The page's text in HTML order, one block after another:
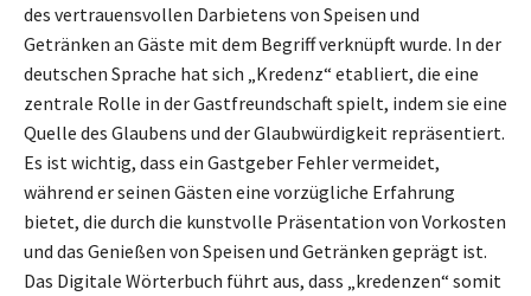
des vertrauensvollen Darbietens von Speisen und
Getränken an Gäste mit dem Begriff verknüpft wurde. In der
deutschen Sprache hat sich „Kredenz“ etabliert, die eine
zentrale Rolle in der Gastfreundschaft spielt, indem sie eine
Quelle des Glaubens und der Glaubwürdigkeit repräsentiert.
Es ist wichtig, dass ein Gastgeber Fehler vermeidet,
während er seinen Gästen eine vorzügliche Erfahrung
bietet, die durch die kunstvolle Präsentation von Vorkosten
und das Genießen von Speisen und Getränken geprägt ist.
Das Digitale Wörterbuch führt aus, dass „kredenzen“ somit